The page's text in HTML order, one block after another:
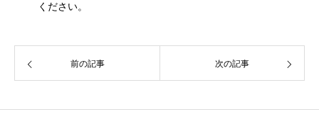
ください。
前の記事 次の記事